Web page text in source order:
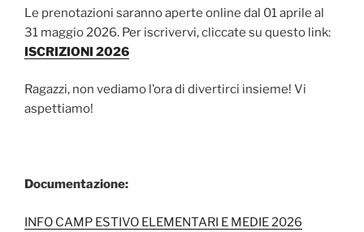
Le prenotazioni saranno aperte online dal 01 aprile al
31 maggio 2026. Per iscrivervi, cliccate su questo link:
ISCRIZIONI 2026
Ragazzi, non vediamo l’ora di divertirci insieme! Vi
aspettiamo!
Documentazione:
INFO CAMP ESTIVO ELEMENTARI E MEDIE 2026